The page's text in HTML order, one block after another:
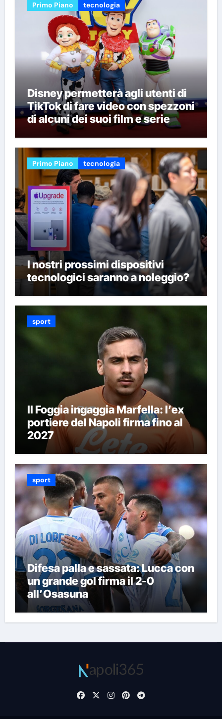
Primo Piano tecnologia
Disney permetterà agli utenti di
TikTok di fare video con spezzoni
di alcuni dei suoi film e serie
Primo Piano tecnologia
I nostri prossimi dispositivi
tecnologici saranno a noleggio?
sport
Il Foggia ingaggia Marfella: l’ex
portiere del Napoli firma fino al
2027
sport
Difesa palla e sassata: Lucca con
un grande gol firma il 2-0
all’Osasuna